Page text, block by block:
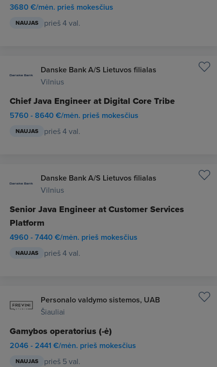
3680 €/mėn. prieš mokesčius
NAUJAS prieš 4 val.
Danske Bank A/S Lietuvos filialas
Vilnius
Chief Java Engineer at Digital Core Tribe
5760 - 8640 €/mėn. prieš mokesčius
NAUJAS prieš 4 val.
Danske Bank A/S Lietuvos filialas
Vilnius
Senior Java Engineer at Customer Services
Platform
4960 - 7440 €/mėn. prieš mokesčius
NAUJAS prieš 4 val.
Personalo valdymo sistemos, UAB
Šiauliai
Gamybos operatorius (-ė)
2046 - 2441 €/mėn. prieš mokesčius
NAUJAS prieš 5 val.